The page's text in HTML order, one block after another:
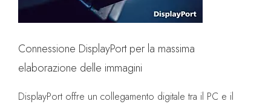
Connessione DisplayPort per la massima
elaborazione delle immagini
DisplayPort offre un collegamento digitale tra il PC e il